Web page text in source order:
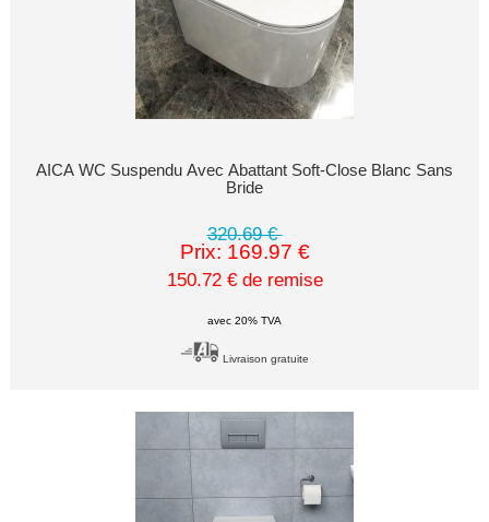
AICA WC Suspendu Avec Abattant Soft-Close Blanc Sans
Bride
320.69 €
Prix: 169.97 €
150.72 € de remise
avec 20% TVA
Livraison gratuite